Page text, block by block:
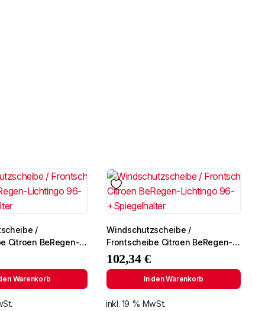
/
Citroen BeRegen-
+Spiegelhalter
Warenkorb
Windschutzscheibe /
Frontscheibe Citroen BeRegen-
Lichtingo 96- +Spiegelhalter
102,34€
In den Warenkorb
inkl. 19 % MwSt.